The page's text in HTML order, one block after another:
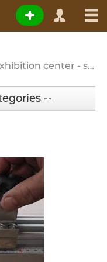
The first woodworking video exhibition center - sometimes it's better to see something once …